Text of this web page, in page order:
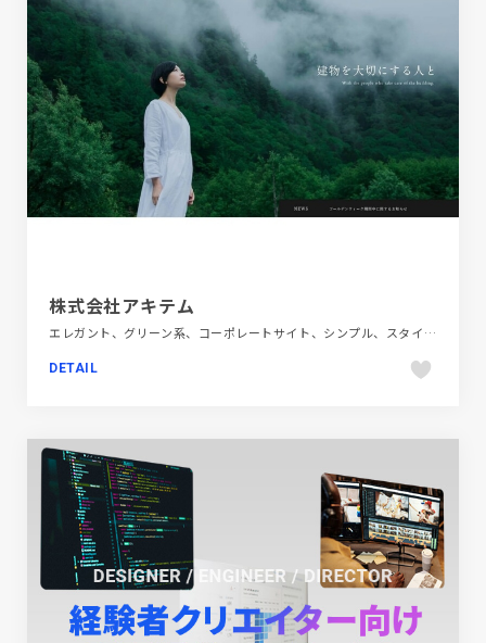
株式会社アキテム
エレガント、グリーン系、コーポレートサイト、シンプル、スタイリッシュ、ナチュラル、ブラック系 、ブルー系、ホワイト系、大きめ写真、建設・住宅・不動産、第一次産業・SDGs・地方創生
DETAIL